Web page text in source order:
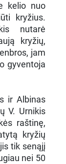
kelio nuo
kryžius.
nutarė
kryžių,
jam
gyventoja
ir Albinas
V. Urnikis
raštinę,
kryžių
tik senąjį
nei 50